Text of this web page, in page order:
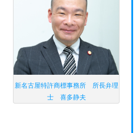
新名古屋特許商標事務所 所長弁理
士 喜多静夫